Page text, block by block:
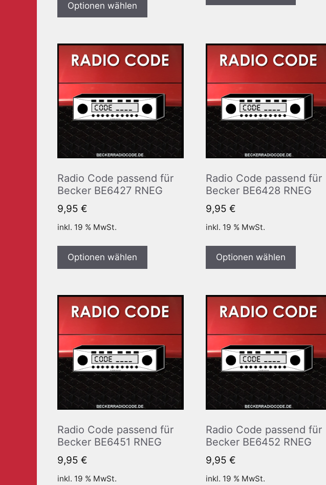
Optionen wählen
Radio Code passend für
Becker BE6427 RNEG
9,95 €
inkl. 19 % MwSt.
Optionen wählen
Radio Code passend für
Becker BE6428 RNEG
9,95 €
inkl. 19 % MwSt.
Optionen wählen
Radio Code passend für
Becker BE6451 RNEG
9,95 €
inkl. 19 % MwSt.
Radio Code passend für
Becker BE6452 RNEG
9,95 €
inkl. 19 % MwSt.